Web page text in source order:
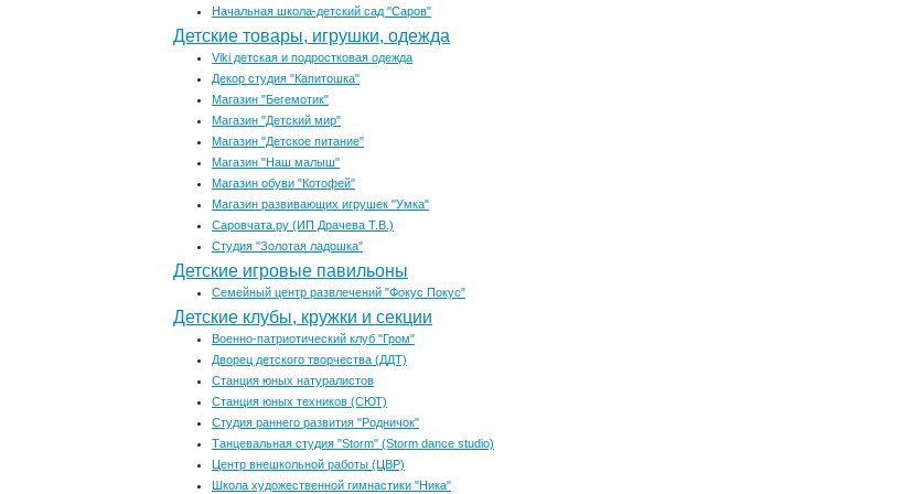
Начальная школа-детский сад "Саров"
Детские товары, игрушки, одежда
Viki детская и подростковая одежда
Декор студия "Капитошка"
Магазин "Бегемотик"
Магазин "Детский мир"
Магазин "Детское питание"
Магазин "Наш малыш"
Магазин обуви "Котофей"
Магазин развивающих игрушек "Умка"
Саровчата.ру (ИП Драчева Т.В.)
Студия "Золотая ладошка"
Детские игровые павильоны
Семейный центр развлечений "Фокус Покус"
Детские клубы, кружки и секции
Военно-патриотический клуб "Гром"
Дворец детского творчества (ДДТ)
Станция юных натуралистов
Станция юных техников (СЮТ)
Студия раннего развития "Родничок"
Танцевальная студия "Storm" (Storm dance studio)
Центр внешкольной работы (ЦВР)
Школа художественной гимнастики "Ника"